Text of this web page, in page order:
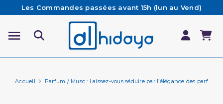
Les Commandes passées avant 15h (lun au Vend)
sont préparées et expédiées le jour même
Besoin d'aide ? Retrouvez notre FAQ
Livraison offerte à partir de 65€ d'achat*
Accueil Parfum / Musc : Laissez-vous séduire par l’élégance des parfums